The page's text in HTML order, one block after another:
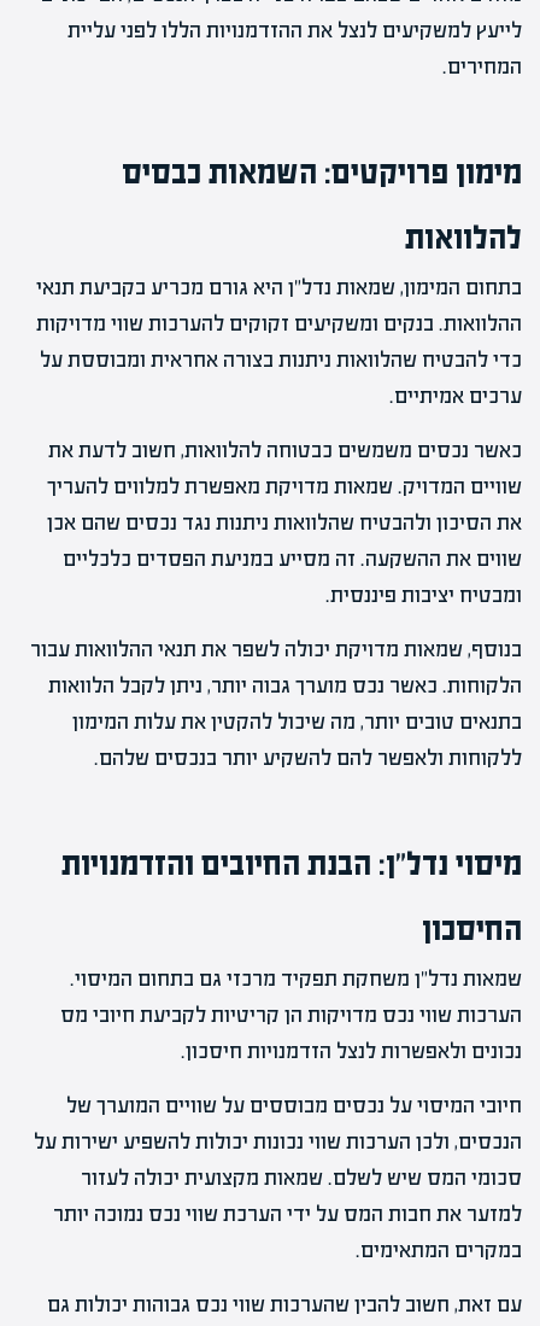
לייעץ למשקיעים לנצל את ההזדמנויות הללו לפני עליית
המחירים.
מימון פרויקטים: השמאות כבסיס
להלוואות
בתחום המימון, שמאות נדל"ן היא גורם מכריע בקביעת תנאי
ההלוואות. בנקים ומשקיעים זקוקים להערכות שווי מדויקות
כדי להבטיח שהלוואות ניתנות בצורה אחראית ומבוססת על
ערכים אמיתיים.
כאשר נכסים משמשים כבטוחה להלוואות, חשוב לדעת את
שוויים המדויק. שמאות מדויקת מאפשרת למלווים להעריך
את הסיכון ולהבטיח שהלוואות ניתנות נגד נכסים שהם אכן
שווים את ההשקעה. זה מסייע במניעת הפסדים כלכליים
ומבטיח יציבות פיננסית.
בנוסף, שמאות מדויקת יכולה לשפר את תנאי ההלוואות עבור
הלקוחות. כאשר נכס מוערך גבוה יותר, ניתן לקבל הלוואות
בתנאים טובים יותר, מה שיכול להקטין את עלות המימון
ללקוחות ולאפשר להם להשקיע יותר בנכסים שלהם.
מיסוי נדל"ן: הבנת החיובים והזדמנויות
החיסכון
שמאות נדל"ן משחקת תפקיד מרכזי גם בתחום המיסוי.
הערכות שווי נכס מדויקות הן קריטיות לקביעת חיובי מס
נכונים ולאפשרות לנצל הזדמנויות חיסכון.
חיובי המיסוי על נכסים מבוססים על שוויים המוערך של
הנכסים, ולכן הערכות שווי נכונות יכולות להשפיע ישירות על
סכומי המס שיש לשלם. שמאות מקצועית יכולה לעזור
למזער את חבות המס על ידי הערכת שווי נכס נמוכה יותר
במקרים המתאימים.
עם זאת, חשוב להבין שהערכות שווי נכס גבוהות יכולות גם